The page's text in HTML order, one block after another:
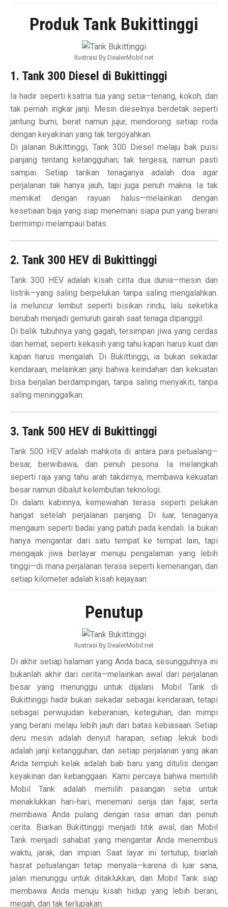
Produk Tank Bukittinggi
Ilustrasi By DealerMobil.net
1. Tank 300 Diesel di Bukittinggi
Ia hadir seperti ksatria tua yang setia—tenang, kokoh, dan
tak pernah ingkar janji. Mesin dieselnya berdetak seperti
jantung bumi, berat namun jujur, mendorong setiap roda
dengan keyakinan yang tak tergoyahkan.
Di jalanan Bukittinggi, Tank 300 Diesel melaju bak puisi
panjang tentang ketangguhan; tak tergesa, namun pasti
sampai. Setiap tarikan tenaganya adalah doa agar
perjalanan tak hanya jauh, tapi juga penuh makna. Ia tak
memikat dengan rayuan halus—melainkan dengan
kesetiaan baja yang siap menemani siapa pun yang berani
bermimpi melampaui batas.
2. Tank 300 HEV di Bukittinggi
Tank 300 HEV adalah kisah cinta dua dunia—mesin dan
listrik—yang saling berpelukan tanpa saling mengalahkan.
Ia meluncur lembut seperti bisikan rindu, lalu seketika
berubah menjadi gemuruh gairah saat tenaga dipanggil.
Di balik tubuhnya yang gagah, tersimpan jiwa yang cerdas
dan hemat, seperti kekasih yang tahu kapan harus kuat dan
kapan harus mengalah. Di Bukittinggi, ia bukan sekadar
kendaraan, melainkan janji bahwa keindahan dan kekuatan
bisa berjalan berdampingan, tanpa saling menyakiti, tanpa
saling meninggalkan.
3. Tank 500 HEV di Bukittinggi
Tank 500 HEV adalah mahkota di antara para petualang—
besar, berwibawa, dan penuh pesona. Ia melangkah
seperti raja yang tahu arah takdirnya, membawa kekuatan
besar namun dibalut kelembutan teknologi.
Di dalam kabinnya, kemewahan terasa seperti pelukan
hangat setelah perjalanan panjang. Di luar, tenaganya
mengaum seperti badai yang patuh pada kendali. Ia bukan
hanya mengantar dari satu tempat ke tempat lain, tapi
mengajak jiwa berlayar menuju pengalaman yang lebih
tinggi—di mana perjalanan terasa seperti kemenangan, dan
setiap kilometer adalah kisah kejayaan.
Penutup
Ilustrasi By DealerMobil.net
Di akhir setiap halaman yang Anda baca, sesungguhnya ini
bukanlah akhir dari cerita—melainkan awal dari perjalanan
besar yang menunggu untuk dijalani. Mobil Tank di
Bukittinggi hadir bukan sekadar sebagai kendaraan, tetapi
sebagai perwujudan keberanian, keteguhan, dan mimpi
yang berani melaju lebih jauh dari batas kebiasaan. Setiap
deru mesin adalah denyut harapan, setiap lekuk bodi
adalah janji ketangguhan, dan setiap perjalanan yang akan
Anda tempuh kelak adalah bab baru yang ditulis dengan
keyakinan dan kebanggaan. Kami percaya bahwa memilih
Mobil Tank adalah memilih pasangan setia untuk
menaklukkan hari-hari, menemani senja dan fajar, serta
membawa Anda pulang dengan rasa aman dan penuh
cerita. Biarkan Bukittinggi menjadi titik awal, dan Mobil
Tank menjadi sahabat yang mengantar Anda menembus
waktu, jarak, dan impian. Saat layar ini tertutup, biarlah
hasrat petualangan tetap menyala—karena di luar sana,
jalan menunggu untuk ditaklukkan, dan Mobil Tank siap
membawa Anda menuju kisah hidup yang lebih berani,
megah, dan tak terlupakan.